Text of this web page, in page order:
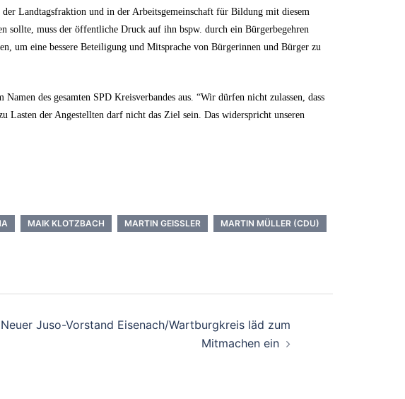
Landtagsfraktion und in der Arbeitsgemeinschaft für Bildung mit diesem
sollte, muss der öffentliche Druck auf ihn bspw. durch ein Bürgerbegehren
um eine bessere Beteiligung und Mitsprache von Bürgerinnen und Bürger zu
des gesamten SPD Kreisverbandes aus. “Wir dürfen nicht zulassen, dass
Lasten der Angestellten darf nicht das Ziel sein. Das widerspricht unseren
MAIK KLOTZBACH MARTIN GEISSLER
MARTIN MÜLLER (CDU)
Neuer Juso-Vorstand Eisenach/Wartburgkreis läd zum
Mitmachen ein